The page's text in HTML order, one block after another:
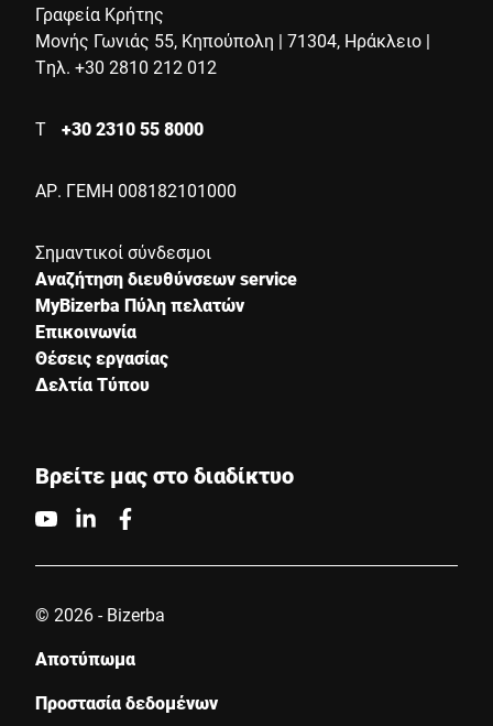
Γραφεία Κρήτης
Μονής Γωνιάς 55, Κηπούπολη | 71304, Ηράκλειο |
Τηλ. +30 2810 212 012
Τ +30 2310 55 8000
ΑΡ. ΓΕΜΗ 008182101000
Σημαντικοί σύνδεσμοι
Αναζήτηση διευθύνσεων service
MyBizerba Πύλη πελατών
Επικοινωνία
Θέσεις εργασίας
Δελτία Τύπου
Βρείτε μας στο διαδίκτυο
© 2026 - Bizerba
Αποτύπωμα
Προστασία δεδομένων